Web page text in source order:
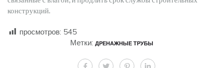
конструкций.
просмотров: 545
Метки: ДРЕНАЖНЫЕ ТРУБЫ